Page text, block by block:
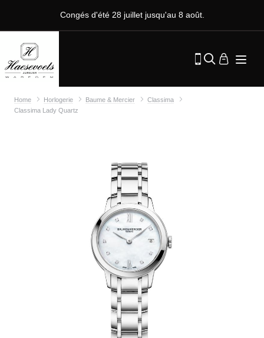
Congés d'été 28 juillet jusqu'au 8 août.
Home Horlogerie Baume & Mercier
Classima
Classima Lady Quartz